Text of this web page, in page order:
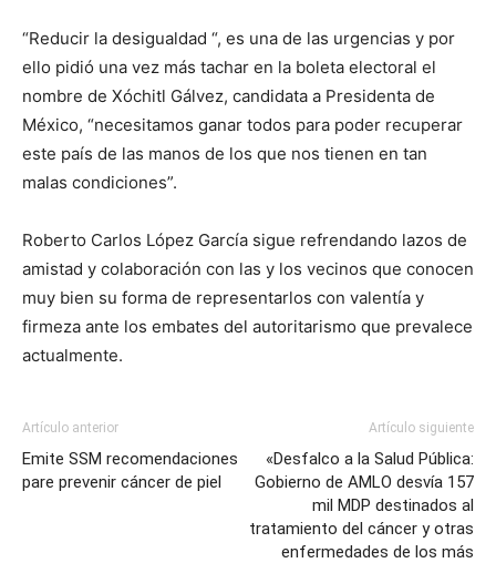
“Reducir la desigualdad “, es una de las urgencias y por
ello pidió una vez más tachar en la boleta electoral el
nombre de Xóchitl Gálvez, candidata a Presidenta de
México, “necesitamos ganar todos para poder recuperar
este país de las manos de los que nos tienen en tan
malas condiciones”.
Roberto Carlos López García sigue refrendando lazos de
amistad y colaboración con las y los vecinos que conocen
muy bien su forma de representarlos con valentía y
firmeza ante los embates del autoritarismo que prevalece
actualmente.
Artículo anterior
Emite SSM recomendaciones
pare prevenir cáncer de piel
Artículo siguiente
«Desfalco a la Salud Pública:
Gobierno de AMLO desvía 157
mil MDP destinados al
tratamiento del cáncer y otras
enfermedades de los más